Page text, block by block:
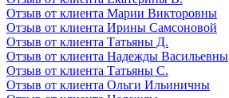
Отзыв от клиента Марии Викторовны
Отзыв от клиента Ирины Самсоновой
Отзыв от клиента Татьяны Д.
Отзыв от клиента Надежды Васильевны
Отзыв от клиента Татьяны С.
Отзыв от клиента Ольги Ильиничны